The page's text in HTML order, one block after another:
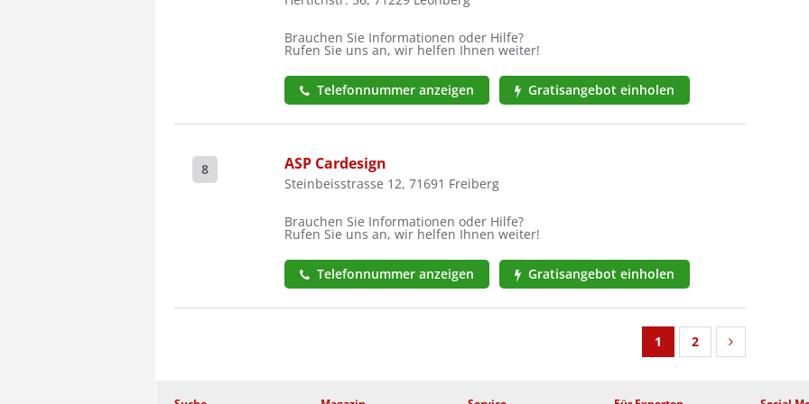
Brauchen Sie Informationen oder Hilfe?
Rufen Sie uns an, wir helfen Ihnen weiter!
Telefonnummer anzeigen Gratisangebot einholen
8 ASP Cardesign
Steinbeisstrasse 12, 71691 Freiberg
Brauchen Sie Informationen oder Hilfe?
Rufen Sie uns an, wir helfen Ihnen weiter!
Telefonnummer anzeigen Gratisangebot einholen
1 2